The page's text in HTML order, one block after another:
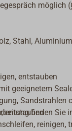
möglich
Stahl,
entstauben
geeignetem
Sandstrahlen
entstauben
reinigen,
finden Sie